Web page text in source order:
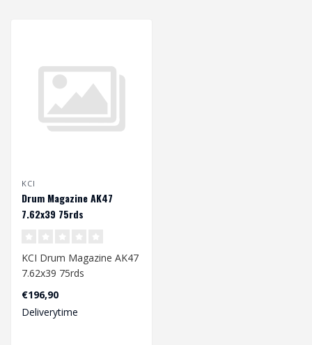
KCI
Drum Magazine AK47
7.62x39 75rds
KCI Drum Magazine AK47
7.62x39 75rds
€196,90
Deliverytime